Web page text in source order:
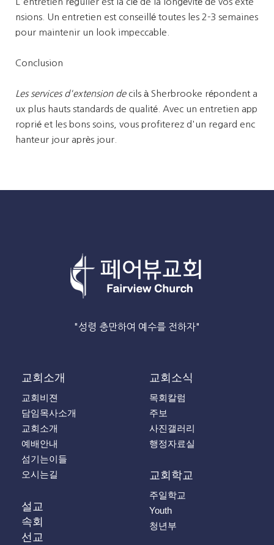
nsions. Un entretien est conseillé toutes les 2-3 semaines
pour maintenir un look impeccable.
Conclusion
Les services d'extension decils à Sherbrooke répondent a
ux plus hauts standards de qualité. Avec un entretien app
roprié et les bons soins, vous profiterez d'un regard enc
hanteur jour après jour.
"성령 충만하여 예수를 전하자"
교회소개
교회비젼
담임목사소개
교회소개
예배안내
섬기는이들
오시는길
설교
속회
선교
교회소식
목회칼럼
주보
사진갤러리
행정자료실
교회학교
주일학교
Youth
청년부